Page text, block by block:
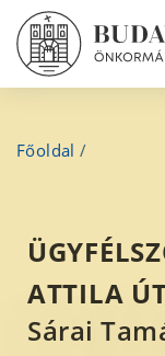
Főoldal /
ATTILA
Sárai